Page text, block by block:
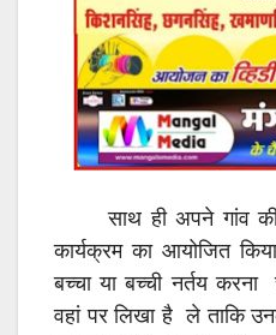
साथ ही अपने गांव की
कार्यक्रम का आयोजित
बच्चा या बच्ची नर्तय
वहां पर लिखा है ले ताकि